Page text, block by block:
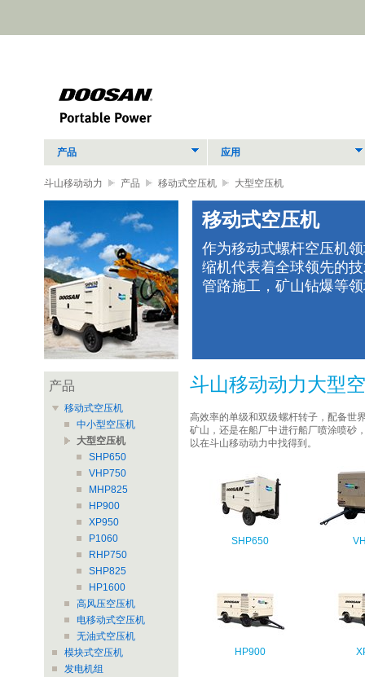
产品 应用
斗山移动动力 产品 移动式空压机 大型空压机
移动式空压机
作为移动式螺杆空压机
缩机代表着全球领先的
管路施工，矿山钻爆等
产品
移动式空压机
中小型空压机
大型空压机
SHP650
VHP750
MHP825
HP900
XP950
P1060
RHP750
SHP825
HP1600
高风压空压机
电移动式空压机
无油式空压机
模块式空压机
发电机组
斗山移动动力大型
高效率的单级和双级螺杆转子，配备世
矿山，还是在船厂中进行船厂喷涂喷砂
以在斗山移动动力中找得到。
SHP650
HP900